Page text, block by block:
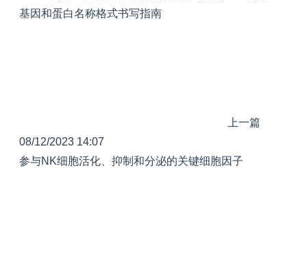
基因和蛋白名称格式书写指南
上一篇
08/12/2023 14:07
参与NK细胞活化、抑制和分泌的关键细胞因子